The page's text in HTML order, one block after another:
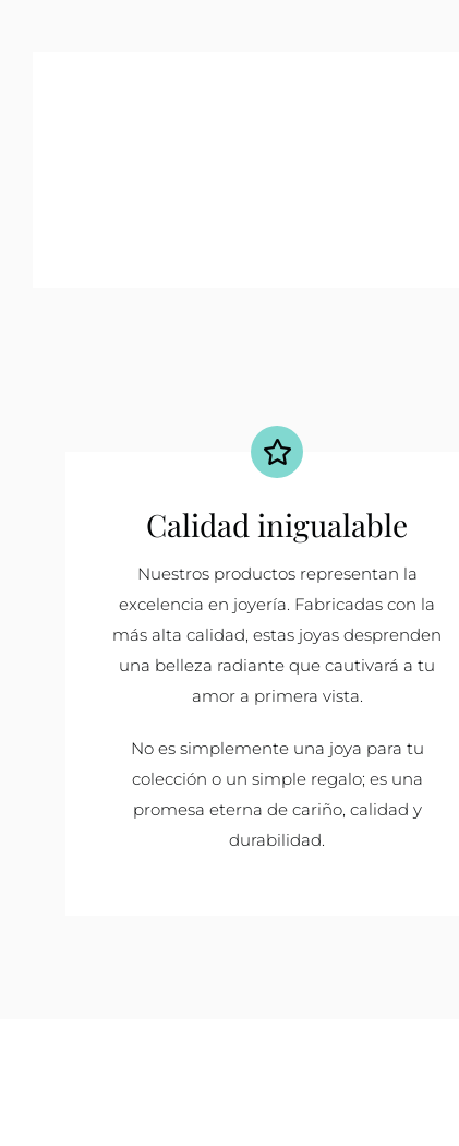
Calidad inigualable
Nuestros productos representan la
excelencia en joyería. Fabricadas con la
más alta calidad, estas joyas desprenden
una belleza radiante que cautivará a tu
amor a primera vista.
No es simplemente una joya para tu
colección o un simple regalo; es una
promesa eterna de cariño, calidad y
durabilidad.